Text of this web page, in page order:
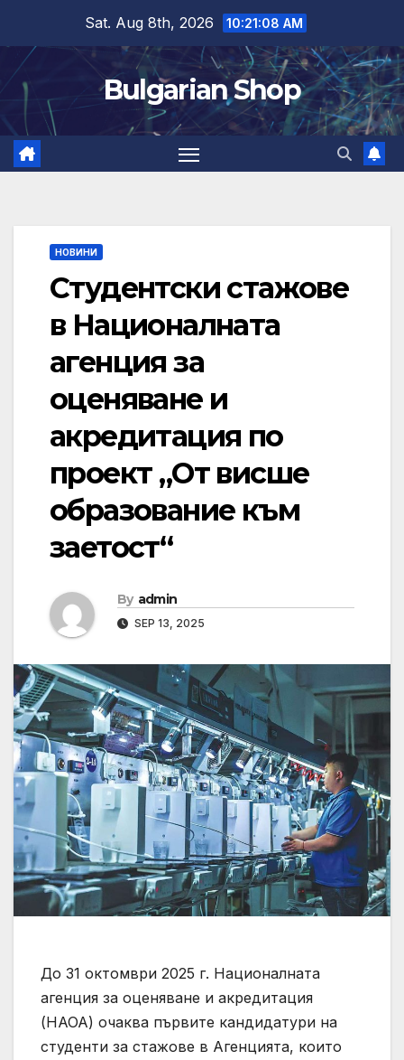
content
Sat. Aug 8th, 2026 10:21:09 AM
Bulgarian Shop
НОВИНИ
Студентски стажове
в Националната
агенция за
оценяване и
акредитация по
проект „От висше
образование към
заетост“
By admin
SEP 13, 2025
До 31 октомври 2025 г. Националната
агенция за оценяване и акредитация
(НАОА) очаква първите кандидатури на
студенти за стажове в Агенцията, които